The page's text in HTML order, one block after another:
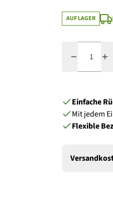
AUF LAGER
Einfache
Mit jedem
Flexible